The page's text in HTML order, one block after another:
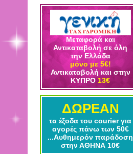
Μεταφορά και
Αντικαταβολή σε όλη
την Ελλάδα
μόνο με 5€!
Αντικαταβολή και στην
ΚΥΠΡΟ13€
ΔΩΡΕΑΝ
τα έξοδα του courier για
αγορές πάνω των 50€
...Αυθημερόν παράδοση
στην ΑΘΗΝΑ 10€